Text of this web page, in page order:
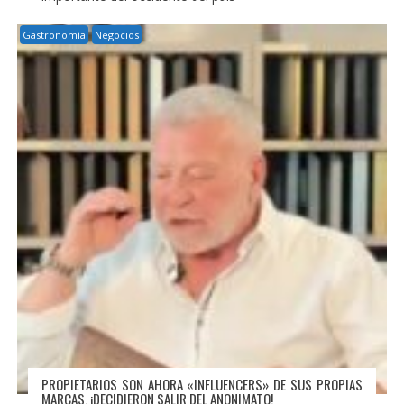
Gastronomía Negocios
PROPIETARIOS SON AHORA «INFLUENCERS» DE SUS PROPIAS
MARCAS. ¡DECIDIERON SALIR DEL ANONIMATO!